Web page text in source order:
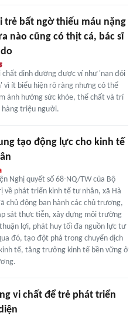
trẻ bất ngờ thiếu máu nặng
nào cũng có thịt cá, bác sĩ
chất dinh dưỡng được ví như 'nạn đói
vì ít biểu hiện rõ ràng nhưng có thể
ảnh hưởng sức khỏe, thể chất và trí
hàng triệu người.
tạo động lực cho kinh tế
Nghị quyết số 68-NQ/TW của Bộ
về phát triển kinh tế tư nhân, xã Hà
chủ động ban hành các chủ trương,
sát thực tiễn, xây dựng môi trường
lợi, phát huy tối đa nguồn lực tư
đó, tạo đột phá trong chuyển dịch
tế, tăng trưởng kinh tế bền vững ở
vi chất để trẻ phát triển